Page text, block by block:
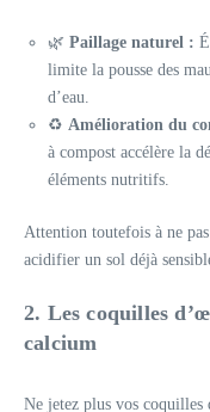
🌿 Paillage naturel :
limite la pousse des
d’eau.
♻️ Amélioration du
à compost accélère la
éléments nutritifs.
Attention toutefois à ne
acidifier un sol déjà
2. Les coquilles
calcium
Ne jetez plus vos coquilles